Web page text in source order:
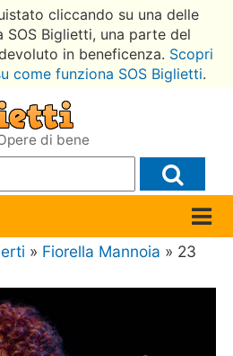
cliccando su una delle
Biglietti, una parte del
in beneficenza. Scopri
come funziona SOS Biglietti.
di bene
» Fiorella Mannoia » 23